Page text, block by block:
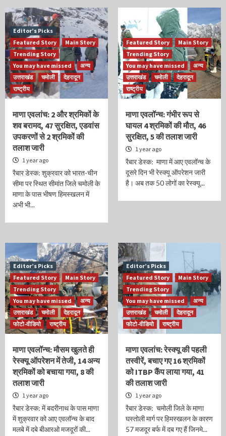
Editor’s Picks
Featured Story
Main Story
Trending Story
You may have missed
अन्य
उत्तराखंड
चमोली
देहरादून
राष्ट्रीय
माणा एवलांच: 2 और श्रमिकों के
शव बरामद, 47 सुरक्षित, एडवांस
उपकरणों से 2 श्रमिकों की
तलाश जारी
1 year ago
रैबार डेस्क: शुक्रवार को भारत-चीन
सीमा पर स्थित सीमांत जिले चमोली के
माणा के पास भीषण हिमस्खलन में
अभी भी...
Featured Story
Main Story
Trending Story
You may have missed
अन्य
उत्तराखंड
चमोली
देहरादून
राष्ट्रीय
माणा एवलॉन्च: गंभीर रूप से
घायल 4 श्रमिकों की मौत, 46
सुरक्षित, 5 की तलाश जारी
1 year ago
रैबार डेस्क: माणा में आए एवलॉन्च के
दूसरे दिन भी रेस्क्यू ऑपरेशन जारी
है। अब तक 50 लोगों का रेस्क्यू...
Editor’s Picks
Featured Story
Main Story
Trending Story
You may have missed
अन्य
उत्तराखंड
चमोली
देहरादून
फोटो-वीडियो
राष्ट्रीय
माणा एवलॉन्च: मौसम खुलते ही
रेस्क्यू ऑपरेशन में तेजी, 14 अन्य
श्रमिकों को बचाया गया, 8 की
तलाश जारी
1 year ago
रैबार डेस्क: में बदरीनाथ के पास माणा
में शुक्रवार को आए एवलॉन्च के बाद
मलबे में दबे बीआरओ मजदूरों की...
Editor’s Picks
Featured Story
Main Story
Trending Story
You may have missed
अन्य
उत्तराखंड
चमोली
देहरादून
फोटो-वीडियो
राष्ट्रीय
माणा एवलांच: रेस्क्यू की पहली
तस्वीरें, बचाए गए 16 श्रमिकों
को ITBP कैंप लाया गया, 41
की तलाश जारी
1 year ago
रैबार डेस्क: चमोली जिले के माणा
घस्तोली मार्ग पर हिमस्खलन के कारण
57 मजदूर बर्फ में दब गए हैं जिनमे...